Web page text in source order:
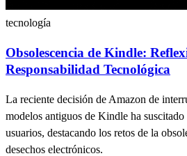
tecnología
Obsolescencia de Kindle:
Responsabilidad Tecnológica
La reciente decisión de Amazon de
modelos antiguos de Kindle ha
usuarios, destacando los retos de la
desechos electrónicos.